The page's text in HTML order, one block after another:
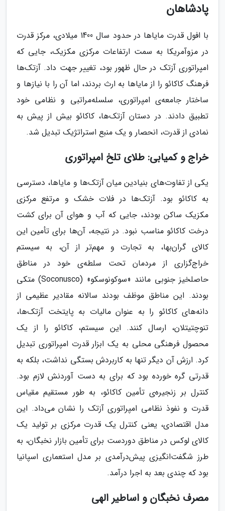
پادشاهان
با افول قدرت مایاها در حدود سال 1400 میلادی، مرکز قدرت
در مزوآمریکا به سمت ارتفاعات مرکزی مکزیک، جایی که
امپراتوری آزتک در حال ظهور بود، تغییر جهت داد. آزتک‌ها
فرهنگ کاکائو را از مایاها به ارث بردند، اما آن را با نیازها و
ساختار جامعه‌ی امپراتوری، سلسله‌مراتبی و نظامی خود
تطبیق دادند. در دستان آزتک‌ها، کاکائو بیش از پیش به
نمادی از قدرت، انحصار و یک منبع استراتژیک تبدیل شد.
خراج و کمیابی: طلای تلخ امپراتوری
یکی از تفاوت‌های بنیادین میان آزتک‌ها و مایاها، دسترسی
به کاکائو بود. آزتک‌ها در فلات خشک و مرتفع مرکزی
مکزیک ساکن بودند، جایی که آب و هوای آن برای کشت
درخت کاکائو مناسب نبود. در نتیجه، آن‌ها برای تأمین این
کالای گران‌بها، به تجارت و مهم‌تر از آن، به سیستم
خراج‌گزاری از مردمان تحت سلطه‌ی خود در مناطق
حاصلخیز جنوبی مانند «سوکونوسکو» (Soconusco) متکی
بودند. این مناطق موظف بودند سالانه مقادیر عظیمی از
دانه‌های کاکائو را به عنوان مالیات به پایتخت آزتک‌ها،
تنوچتیتلان، ارسال کنند. این سیستم، کاکائو را از یک
محصول فرهنگی محلی به یک ابزار قدرت امپراتوری تبدیل
کرد. ارزش آن دیگر تنها به کاربردش بستگی نداشت، بلکه به
قدرتی گره خورده بود که برای به دست آوردنش لازم بود.
کنترل بر زنجیره‌ی تأمین کاکائو، به طور مستقیم مقیاس
قدرت و نفوذ نظامی امپراتوری آزتک را نشان می‌داد. این
مدل اقتصادی، یعنی کنترل یک قدرت مرکزی بر تولید یک
کالای لوکس در مناطق دوردست برای تأمین بازار نخبگان، به
طرز شگفت‌انگیزی پیش‌درآمدی بر مدل استعماری اسپانیا
بود که چندی بعد به اجرا درآمد.
مصرف نخبگان و اساطیر الهی